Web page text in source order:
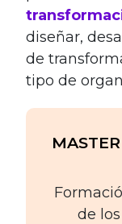
diseñar,
de
tipo de
de